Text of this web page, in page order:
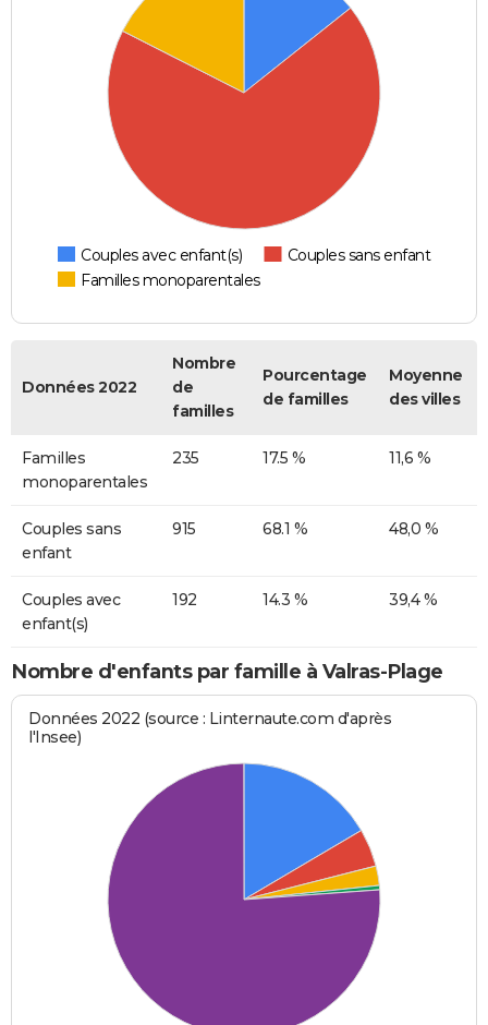
Couples avec enfant(s)
Couples sans enfant
Familles monoparentales
Données 2022
Nombre
de
familles
Pourcentage
de familles
Moyenne
des villes
Familles
monoparentales
235 17.5 % 11,6 %
Couples sans
enfant
915 68.1 % 48,0 %
Couples avec
enfant(s)
192 14.3 % 39,4 %
Nombre d'enfants par famille à Valras-Plage
Données 2022 (source : Linternaute.com d'après
l'Insee)